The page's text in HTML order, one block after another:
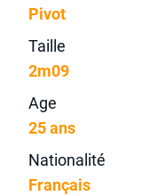
Pivot
Taille
2m09
Age
25 ans
Nationalité
Français